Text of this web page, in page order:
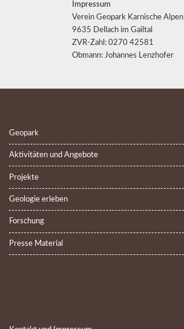
Impressum
Verein Geopark Karnische Alpen
9635 Dellach im Gailtal
ZVR-Zahl: 0270 42581
Obmann: Johannes Lenzhofer
Geopark
Aktivitäten und Angebote
Projekte
Geologie erleben
Forschung
Presse Material